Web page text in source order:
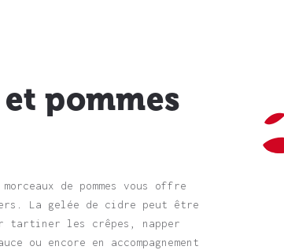
pommes
de pommes vous offre
La gelée de cidre peut être
tartiner les crêpes, napper
ou encore en accompagnement